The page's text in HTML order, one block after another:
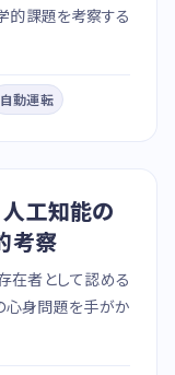
的課題を考察する
自動運転
人工知能の
考察
在者として認める
心身問題を手がか